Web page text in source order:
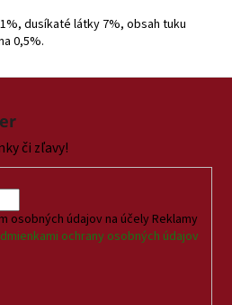
dusíkaté látky 7%, obsah tuku
0,5%.
či zľavy!
osobných údajov na účely Reklamy
ochrany osobných údajov